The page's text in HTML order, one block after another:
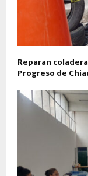
Reparan
Progreso de